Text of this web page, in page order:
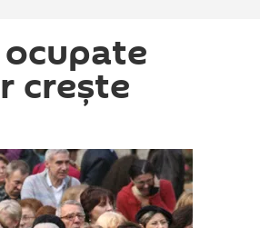
creşte